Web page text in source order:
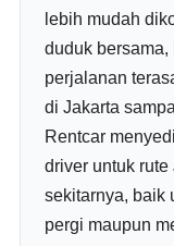
lebih mudah
duduk
perjalanan
di Jakarta
Rentcar
driver untuk
sekitarnya, baik
pergi maupun